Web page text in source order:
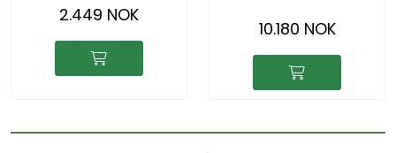
2.449 NOK
10.180 NOK